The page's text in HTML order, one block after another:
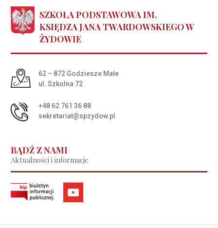
SZKOŁA PODSTAWOWA IM.
KSIĘDZA JANA TWARDOWSKIEGO W
ŻYDOWIE
Adres pocztowy:
62 – 872 Godziesze Małe
ul. Szkolna 72
+48 62 761 36 88
sekretariat@spzydow.pl
BĄDŹ Z NAMI
Aktualności i informacje